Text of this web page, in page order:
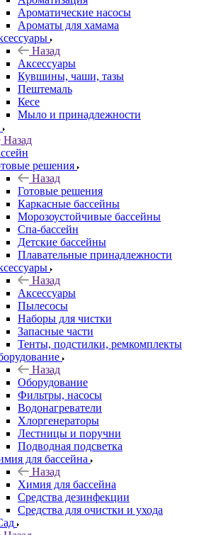
Ароматические насосы
Ароматы для хамама
Назад
Аксессуары
Кувшины, чаши, тазы
Пештемаль
Кесе
Мыло и принадлежности
Назад
решения
Назад
Готовые решения
Каркасные бассейны
Морозоустойчивые бассейны
Спа-бассейн
Детские бассейны
Плавательные принадлежности
Назад
Аксессуары
Пылесосы
Наборы для чистки
Запасные части
Тенты, подстилки, ремкомплекты
Назад
Оборудование
Фильтры, насосы
Водонагреватели
Хлоргенераторы
Лестницы и поручни
Подводная подсветка
для бассейна
Назад
Химия для бассейна
Средства дезинфекции
Средства для очистки и ухода